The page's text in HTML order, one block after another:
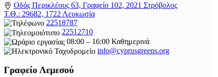
Οδός Περικλέους 63, Γραφείο 102, 2021 Στρόβολος
Τ.Θ.: 29682, 1722 Λευκωσία
22518787
22512710
08:00 – 16:00 Καθημερινά
info@cyprusgreens.org
Γραφείο Λεμεσού